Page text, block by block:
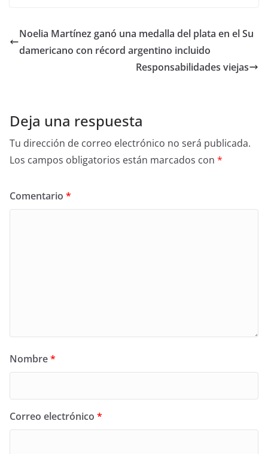
Noelia Martínez ganó una medalla del plata en el Su
damericano con récord argentino incluido
Responsabilidades viejas
Deja una respuesta
Tu dirección de correo electrónico no será publicada.
Los campos obligatorios están marcados con *
Comentario *
Nombre*
Correo electrónico *